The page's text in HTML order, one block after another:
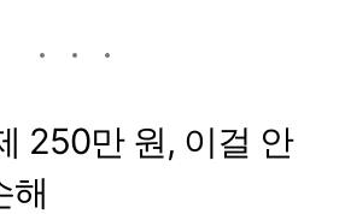
250만 원, 이걸 안
해